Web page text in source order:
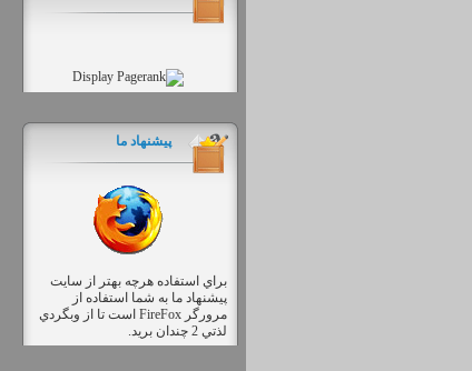
پیشنهاد ما
براي استفاده هرچه بهتر از سايت
پيشنهاد ما به شما استفاده از
مرورگر FireFox است تا از وبگردي
لذتي 2 چندان بريد.